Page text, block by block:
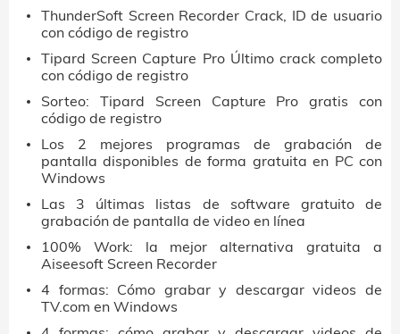
ThunderSoft Screen Recorder Crack, ID de usuario
con código de registro
Tipard Screen Capture Pro Último crack completo
con código de registro
Sorteo: Tipard Screen Capture Pro gratis con
código de registro
Los 2 mejores programas de grabación de
pantalla disponibles de forma gratuita en PC con
Windows
Las 3 últimas listas de software gratuito de
grabación de pantalla de video en línea
100% Work: la mejor alternativa gratuita a
Aiseesoft Screen Recorder
4 formas: Cómo grabar y descargar videos de
TV.com en Windows